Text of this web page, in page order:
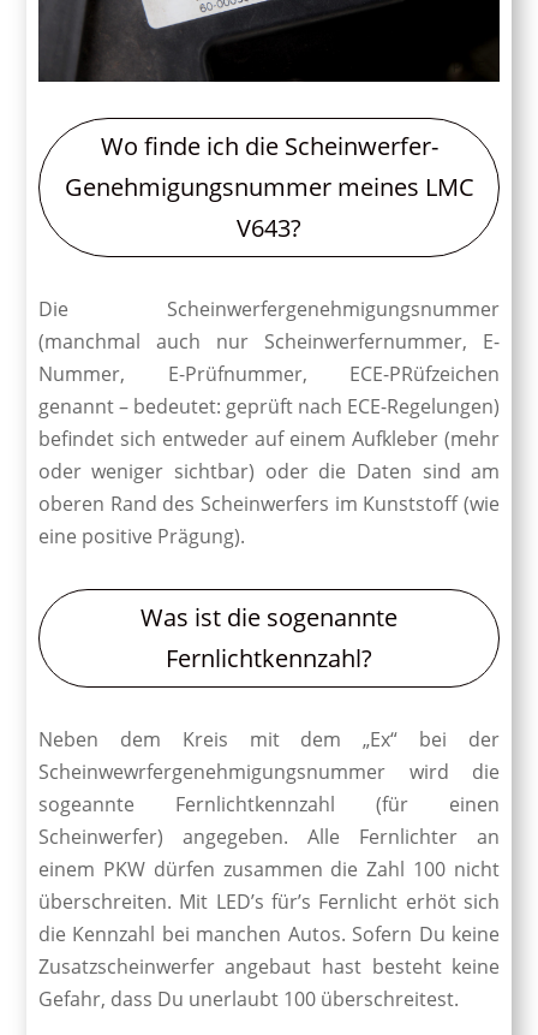
Wo finde ich die Scheinwerfer-
Genehmigungsnummer meines LMC
V643?
Die Scheinwerfergenehmigungsnummer
(manchmal auch nur Scheinwerfernummer, E-
Nummer, E-Prüfnummer, ECE-PRüfzeichen
genannt – bedeutet: geprüft nach ECE-Regelungen)
befindet sich entweder auf einem Aufkleber (mehr
oder weniger sichtbar) oder die Daten sind am
oberen Rand des Scheinwerfers im Kunststoff (wie
eine positive Prägung).
Was ist die sogenannte
Fernlichtkennzahl?
Neben dem Kreis mit dem „Ex“ bei der
Scheinwewrfergenehmigungsnummer wird die
sogeannte Fernlichtkennzahl (für einen
Scheinwerfer) angegeben. Alle Fernlichter an
einem PKW dürfen zusammen die Zahl 100 nicht
überschreiten. Mit LED’s für’s Fernlicht erhöt sich
die Kennzahl bei manchen Autos. Sofern Du keine
Zusatzscheinwerfer angebaut hast besteht keine
Gefahr, dass Du unerlaubt 100 überschreitest.